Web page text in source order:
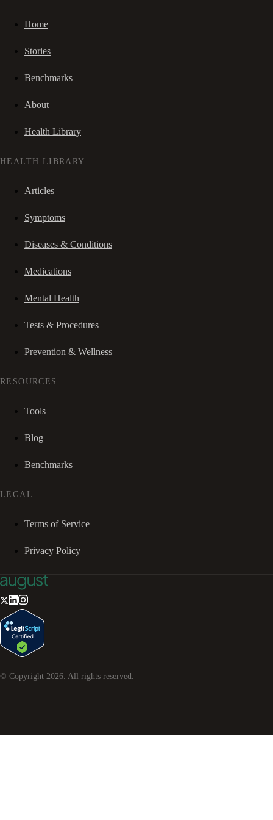
Home
Stories
Benchmarks
About
Health Library
HEALTH LIBRARY
Articles
Symptoms
Diseases & Conditions
Medications
Mental Health
Tests & Procedures
Prevention & Wellness
RESOURCES
Tools
Blog
Benchmarks
LEGAL
Terms of Service
Privacy Policy
© Copyright 2026. All rights reserved.